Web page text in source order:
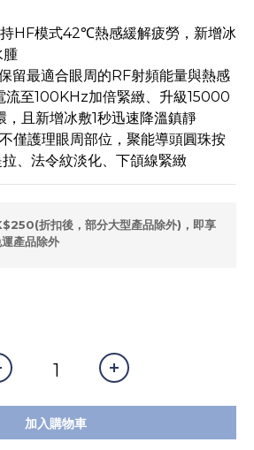
HF模式42℃熱感緩解疲勞，新增冰
腫
留最適合眼周的RF射頻能量與熱感
流至100KHz加倍緊緻、升級15000
，且新增冰敷1秒迅速降溫鎮靜
僅護理眼周部位，聚能導頭圓珠按
、法令紋淡化、下頜線緊緻
折扣後，部分大型產品除外)，即享
產品除外
加入購物車